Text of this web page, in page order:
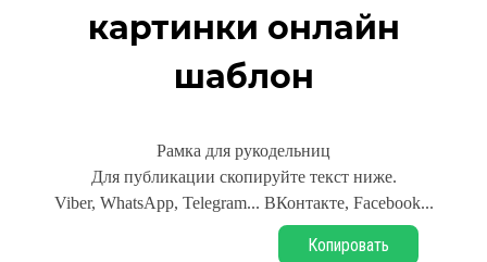
картинки онлайн
шаблон
Рамка для рукодельниц
Для публикации скопируйте текст ниже.
Viber, WhatsApp, Telegram... ВКонтакте, Facebook...
Копировать